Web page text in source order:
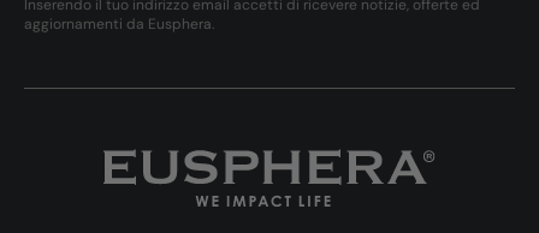
Inserendo il tuo indirizzo email accetti di ricevere notizie, offerte ed
aggiornamenti da Eusphera.